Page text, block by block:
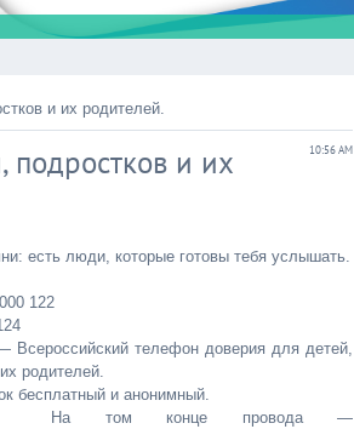
и их родителей.
10:56 AM
подростков и их
есть люди, которые готовы тебя услышать.
122
Всероссийский телефон доверия для детей,
родителей.
бесплатный и анонимный.
На том конце провода —